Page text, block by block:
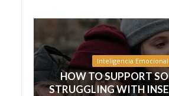
Inteligencia Emocional
HOW TO SUPPORT
STRUGGLING WITH